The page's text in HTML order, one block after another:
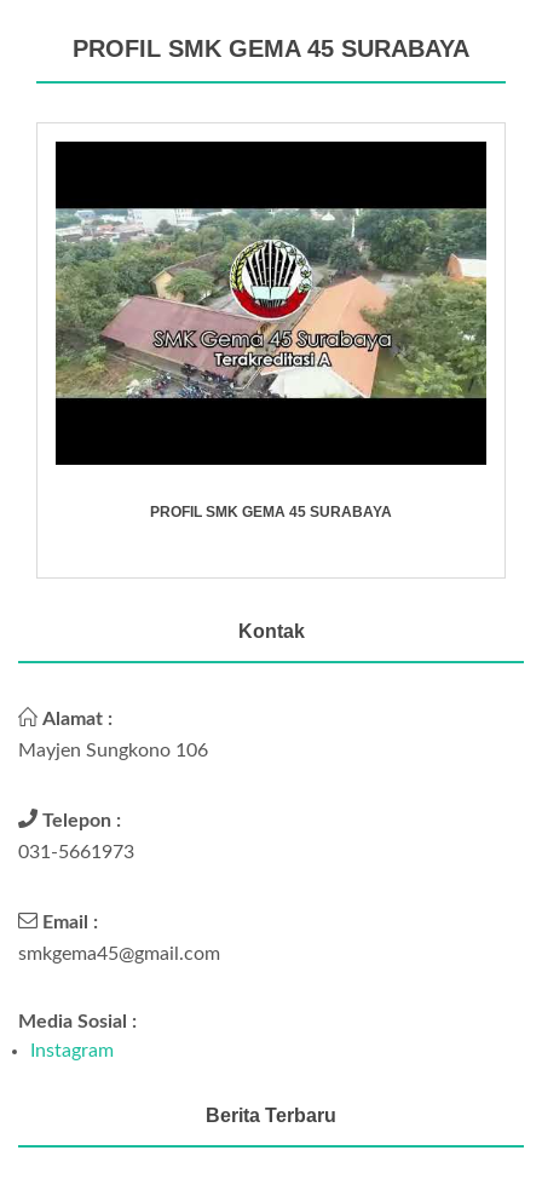
PROFIL SMK GEMA 45 SURABAYA
PROFIL SMK GEMA 45 SURABAYA
Kontak
Alamat :
Mayjen Sungkono 106
Telepon :
031-5661973
Email :
smkgema45@gmail.com
Media Sosial :
Instagram
Berita Terbaru